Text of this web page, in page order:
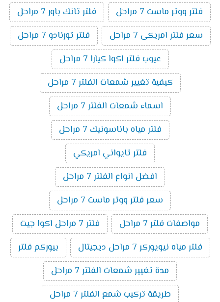
فلتر ووتر ماست 7 مراحل
فلتر تانك باور 7 مراحل
سعر فلتر امريكى 7 مراحل
فلتر تورنادو 7 مراحل
عيوب فلتر اكوا كيارا 7 مراحل
كيفية تغيير شمعات الفلتر 7 مراحل
اسماء شمعات الفلتر 7 مراحل
فلتر مياه باناسونيك 7 مراحل
فلتر تايواني امريكي
افضل انواع الفلتر 7 مراحل
سعر فلتر ووتر ماست 7 مراحل
مواصفات فلتر 7 مراحل
فلتر 7 مراحل اكوا جيت
فلتر مياه نيويوركر 7 مراحل ديجيتال
بيوركم فلتر
مدة تغيير شمعات الفلتر 7 مراحل
طريقة تركيب شمع الفلتر 7 مراحل